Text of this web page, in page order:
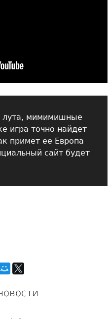
лута, мимимишные
игра точно найдет
примет ее Европа
сайт будет